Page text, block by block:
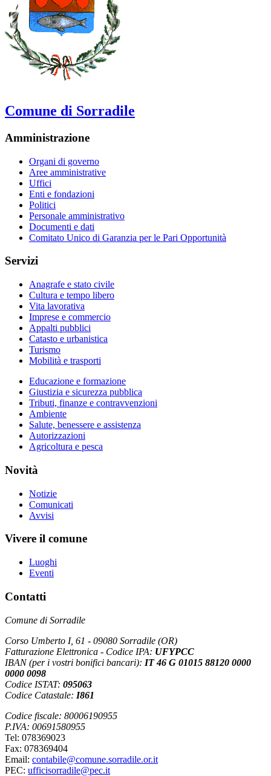
Comune di Sorradile
Amministrazione
Organi di governo
Aree amministrative
Uffici
Enti e fondazioni
Politici
Personale amministrativo
Documenti e dati
Comitato Unico di Garanzia per le Pari Opportunità
Servizi
Anagrafe e stato civile
Cultura e tempo libero
Vita lavorativa
Imprese e commercio
Appalti pubblici
Catasto e urbanistica
Turismo
Mobilità e trasporti
Educazione e formazione
Giustizia e sicurezza pubblica
Tributi, finanze e contravvenzioni
Ambiente
Salute, benessere e assistenza
Autorizzazioni
Agricoltura e pesca
Novità
Notizie
Comunicati
Avvisi
Vivere il comune
Luoghi
Eventi
Contatti
Comune di Sorradile
Corso Umberto I, 61 - 09080 Sorradile (OR)
Fatturazione Elettronica - Codice IPA: UFYPCC
IBAN (per i vostri bonifici bancari): IT 46 G 01015 88120 0000
0000 0098
Codice ISTAT: 095063
Codice Catastale: I861
Codice fiscale: 80006190955
P.IVA: 00691580955
Tel: 078369023
Fax: 078369404
Email: contabile@comune.sorradile.or.it
PEC: ufficisorradile@pec.it